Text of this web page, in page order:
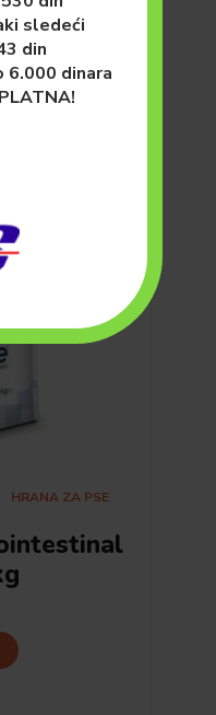
HRANA ZA PSE
sledeći
din
6.000 dinara